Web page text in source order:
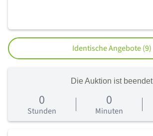
Identische Angebote (9)
Die Auktion ist beendet
0
Stunden
0
Minuten